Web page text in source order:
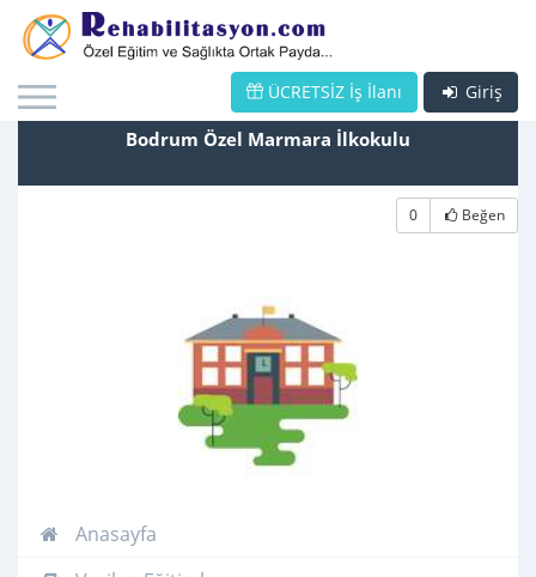
Giriş
ÜCRETSİZ İş İlanı
Bodrum Özel Marmara İlkokulu
0 Beğen
Anasayfa